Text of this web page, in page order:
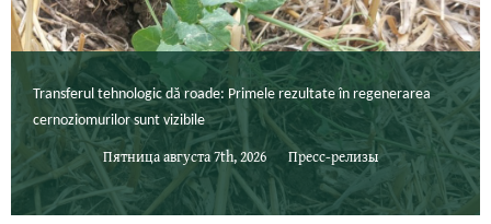
Transferul tehnologic dă roade: Primele rezultate în regenerarea
cernoziomurilor sunt vizibile
Пятница августа 7th, 2026 Пресс-релизы